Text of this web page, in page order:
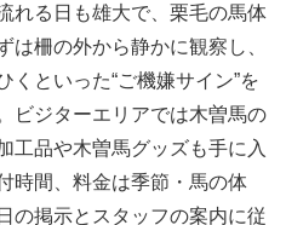
れる日も雄大で、栗毛の馬体
は柵の外から静かに観察し、
くといった“ご機嫌サイン”を
ビジターエリアでは木曽馬の
工品や木曽馬グッズも手に入
時間、料金は季節・馬の体
の掲示とスタッフの案内に従